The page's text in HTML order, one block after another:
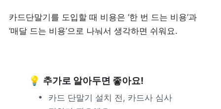
카드단말기를 도입할 때 비용은 ‘한 번 드는 비용’과
‘매달 드는 비용’으로 나눠서 생각하면 쉬워요.
💡 추가로 알아두면 좋아요!
카드 단말기 설치 전, 카드사 심사